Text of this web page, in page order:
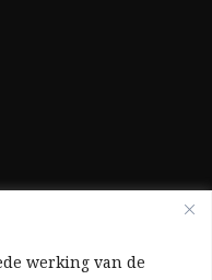
werking van de
zijn